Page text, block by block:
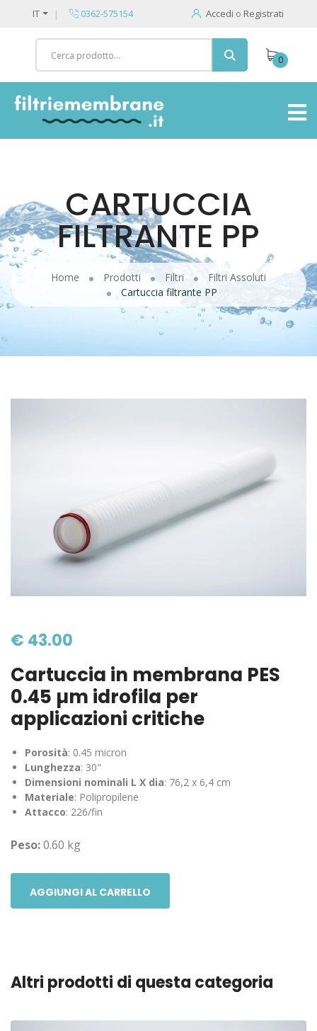
IT 0362-575154 Accedi o Registrati
0
CARTUCCIA
FILTRANTE PP
Home Prodotti Filtri
Filtri Assoluti
Cartuccia filtrante PP
€ 43.00
Cartuccia in membrana PES
0.45 µm idrofila per
applicazioni critiche
Porosità: 0.45 micron
Lunghezza: 30"
Dimensioni nominali L X dia: 76,2 x 6,4 cm
Materiale: Polipropilene
Attacco: 226/fin
Peso:0.60 kg
AGGIUNGI AL CARRELLO
Altri prodotti di questa categoria